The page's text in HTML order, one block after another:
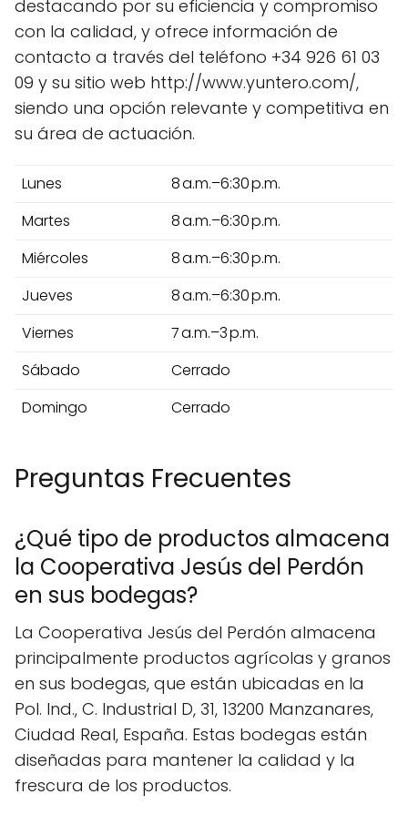
destacando por su eficiencia y compromiso
con la calidad, y ofrece información de
contacto a través del teléfono +34 926 61 03
09 y su sitio web http://www.yuntero.com/,
siendo una opción relevante y competitiva en
su área de actuación.
Lunes
8 a.m.–6:30 p.m.
Martes
8 a.m.–6:30 p.m.
Miércoles
8 a.m.–6:30 p.m.
Jueves
8 a.m.–6:30 p.m.
Viernes
7 a.m.–3 p.m.
Sábado
Cerrado
Domingo
Cerrado
Preguntas Frecuentes
¿Qué tipo de productos almacena
la Cooperativa Jesús del Perdón
en sus bodegas?
La Cooperativa Jesús del Perdón almacena
principalmente productos agrícolas y granos
en sus bodegas, que están ubicadas en la
Pol. Ind., C. Industrial D, 31, 13200 Manzanares,
Ciudad Real, España. Estas bodegas están
diseñadas para mantener la calidad y la
frescura de los productos.